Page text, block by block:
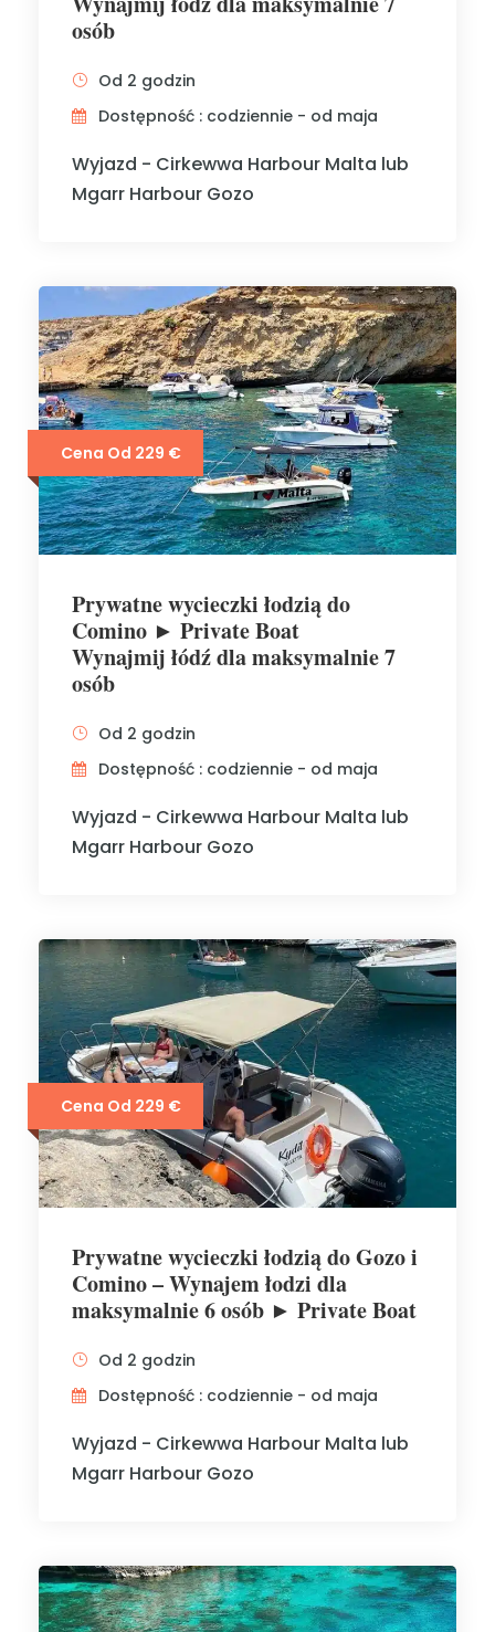
osób
Od 2 godzin
Dostępność : codziennie - od maja
Wyjazd - Cirkewwa Harbour Malta lub
Mgarr Harbour Gozo
Cena Od 229 €
Prywatne wycieczki łodzią do
Comino ► Private Boat
Wynajmij łódź dla maksymalnie 7
osób
Od 2 godzin
Dostępność : codziennie - od maja
Wyjazd - Cirkewwa Harbour Malta lub
Mgarr Harbour Gozo
Cena Od 229 €
Prywatne wycieczki łodzią do Gozo i
Comino – Wynajem łodzi dla
maksymalnie 6 osób ► Private Boat
Od 2 godzin
Dostępność : codziennie - od maja
Wyjazd - Cirkewwa Harbour Malta lub
Mgarr Harbour Gozo